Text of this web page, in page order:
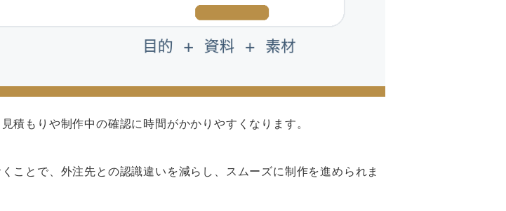
積もりや制作中の確認に時間がかかりやすくなります。
ことで、外注先との認識違いを減らし、スムーズに制作を進められま